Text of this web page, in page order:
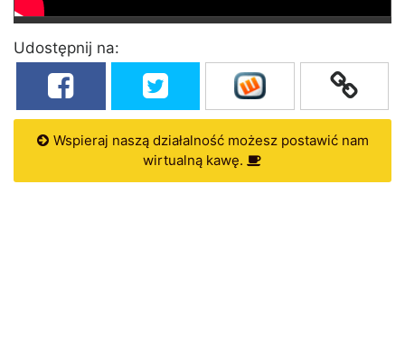
Udostępnij na:
Wspieraj naszą działalność możesz postawić nam
wirtualną kawę.